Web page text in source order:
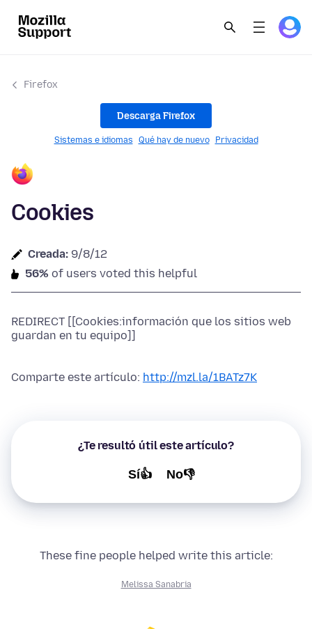
Firefox
Descarga Firefox
Sistemas e idiomas Qué hay de nuevo Privacidad
Cookies
Creada: 9/8/12
56% of users voted this helpful
REDIRECT [[Cookies:información que los sitios web
guardan en tu equipo]]
Comparte este artículo: http://mzl.la/1BATz7K
¿Te resultó útil este artículo?
Sí👍 No👎
These fine people helped write this article:
Melissa Sanabria